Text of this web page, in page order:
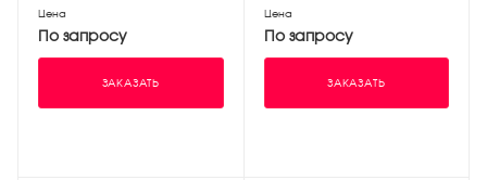
Цена
По запросу
ЗАКАЗАТЬ
Цена
По запросу
ЗАКАЗАТЬ